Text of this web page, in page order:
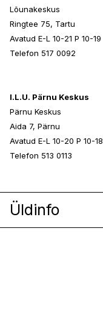
Lõunakeskus
Ringtee 75, Tartu
Avatud E-L 10-21 P 10-19
Telefon 517 0092
I.L.U. Pärnu Keskus
Pärnu Keskus
Aida 7, Pärnu
Avatud E-L 10-20 P 10-18
Telefon 513 0113
Üldinfo